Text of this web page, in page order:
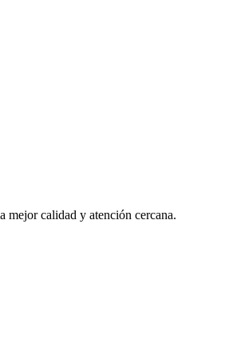
mejor calidad y atención cercana.